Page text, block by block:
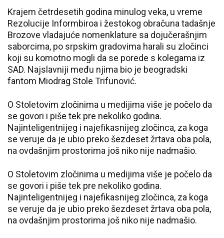
Krajem četrdesetih godina minulog veka, u vreme
Rezolucije Informbiroa i žestokog obračuna tadašnje
Brozove vladajuće nomenklature sa dojučerašnjim
saborcima, po srpskim gradovima harali su zločinci
koji su komotno mogli da se porede s kolegama iz
SAD. Najslavniji među njima bio je beogradski
fantom Miodrag Stole Trifunović.
O Stoletovim zločinima u medijima više je počelo da
se govori i piše tek pre nekoliko godina.
Najinteligentnijeg i najefikasnijeg zločinca, za koga
se veruje da je ubio preko šezdeset žrtava oba pola,
na ovdašnjim prostorima još niko nije nadmašio.
O Stoletovim zločinima u medijima više je počelo da
se govori i piše tek pre nekoliko godina.
Najinteligentnijeg i najefikasnijeg zločinca, za koga
se veruje da je ubio preko šezdeset žrtava oba pola,
na ovdašnjim prostorima još niko nije nadmašio.